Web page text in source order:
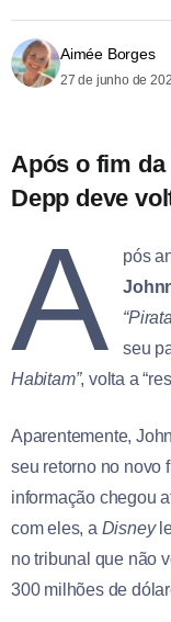
Aimée Borges
27 de junho de
Após o fim
Depp deve
A
pós
seu
Habitam”, volta a
Aparentemente,
seu retorno no novo
informação chegou
com eles, a Disney
no tribunal que não
300 milhões de